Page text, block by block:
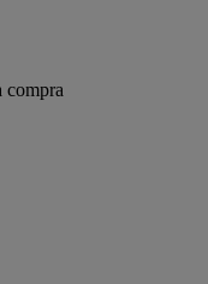
compra